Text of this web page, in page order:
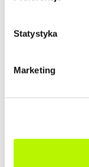
Statystyka
Marketing
budynek P10
Cena lokalu